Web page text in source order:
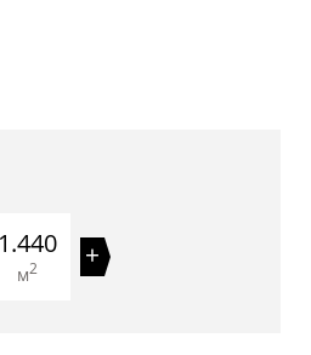
1.440
м2 +